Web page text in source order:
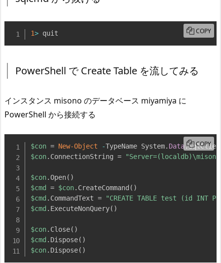
1> quit COPY
PowerShell で Create Table を流してみる
インスタンス misono のデータベース miyamiya に
PowerShell から接続する
$con = New-Object -TypeName System. Data .
$con. ConnectionString =
$con.Open( )
$cmd
= $con. CreateCommand ( )
$cmd . CommandText =
"CREATE TABLE test (id INT
$cmd . ExecuteNonQuery( )
$con. Close( )
$cmd . Dispose( )
$con. Dispose( )
COPY